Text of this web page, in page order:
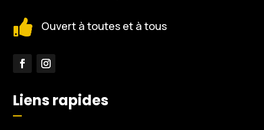
 Ouvert à toutes et à tous
Liens rapides